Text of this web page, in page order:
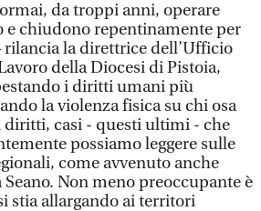
da troppi anni, operare
e chiudono repentinamente per
la direttrice dell’Ufficio
della Diocesi di Pistoia,
i diritti umani più
la violenza fisica su chi osa
casi - questi ultimi - che
possiamo leggere sulle
come avvenuto anche
Non meno preoccupante è
stia allargando ai territori